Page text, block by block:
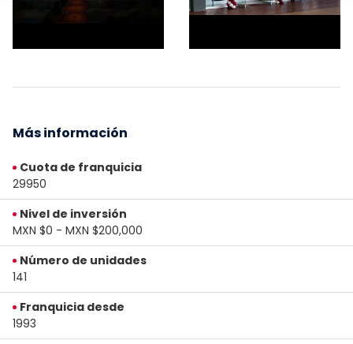
Más información
Cuota de franquicia
29950
Nivel de inversión
MXN $0 - MXN $200,000
Número de unidades
141
Franquicia desde
1993